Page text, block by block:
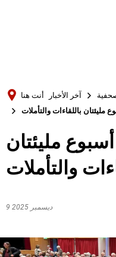
أنت هنا آخر الأخبار
مليئتان باللقاءات والتأملات
مليئتان
والتأملات
9 ديسمبر 2025